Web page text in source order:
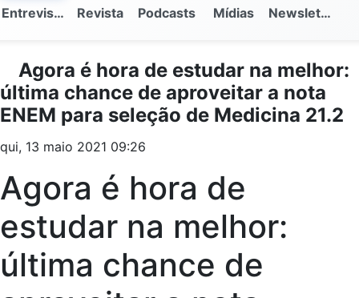
Entrevistas Revista Podcasts Mídias Newsletter
Agora é hora de estudar na melhor:
última chance de aproveitar a nota
ENEM para seleção de Medicina 21.2
qui, 13 maio 2021 09:26
Agora é hora de
estudar na melhor:
última chance de